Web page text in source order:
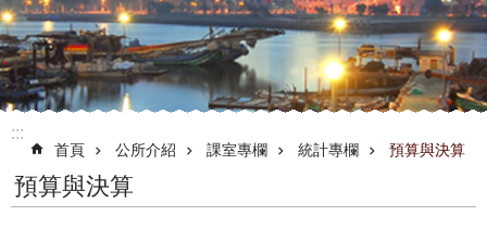
:::
首頁 公所介紹 課室專欄 統計專欄 預算與決算
預算與決算